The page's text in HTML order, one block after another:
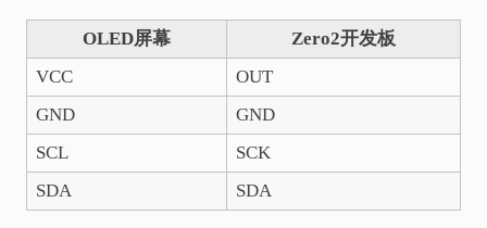
OLED屏幕
Zero2开发板
VCC
OUT
GND
GND
SCL
SCK
SDA
SDA